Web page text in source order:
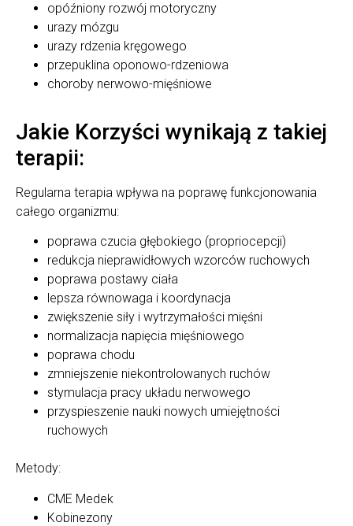
opóźniony rozwój motoryczny
urazy mózgu
urazy rdzenia kręgowego
przepuklina oponowo-rdzeniowa
choroby nerwowo-mięśniowe
Jakie Korzyści wynikają z takiej
terapii:
Regularna terapia wpływa na poprawę funkcjonowania
całego organizmu:
poprawa czucia głębokiego (propriocepcji)
redukcja nieprawidłowych wzorców ruchowych
poprawa postawy ciała
lepsza równowaga i koordynacja
zwiększenie siły i wytrzymałości mięśni
normalizacja napięcia mięśniowego
poprawa chodu
zmniejszenie niekontrolowanych ruchów
stymulacja pracy układu nerwowego
przyspieszenie nauki nowych umiejętności
ruchowych
Metody:
CME Medek
Kobinezony